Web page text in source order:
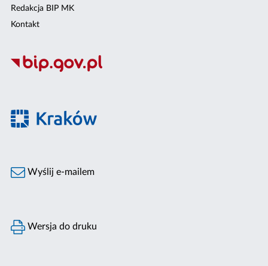
Redakcja BIP MK
Kontakt
Wyślij e-mailem
Wersja do druku